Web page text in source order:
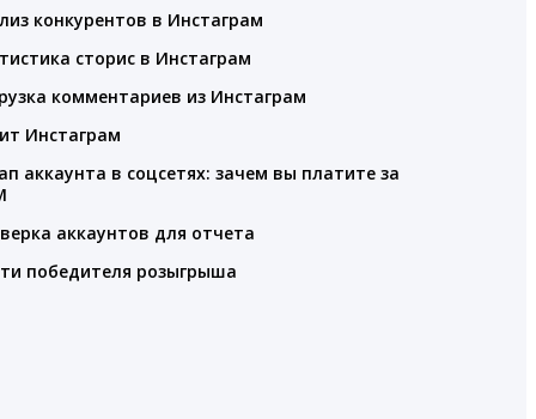
конкурентов в Инстаграм
сторис в Инстаграм
комментариев из Инстаграм
Инстаграм
аккаунта в соцсетях: зачем вы платите за
аккаунтов для отчета
победителя розыгрыша